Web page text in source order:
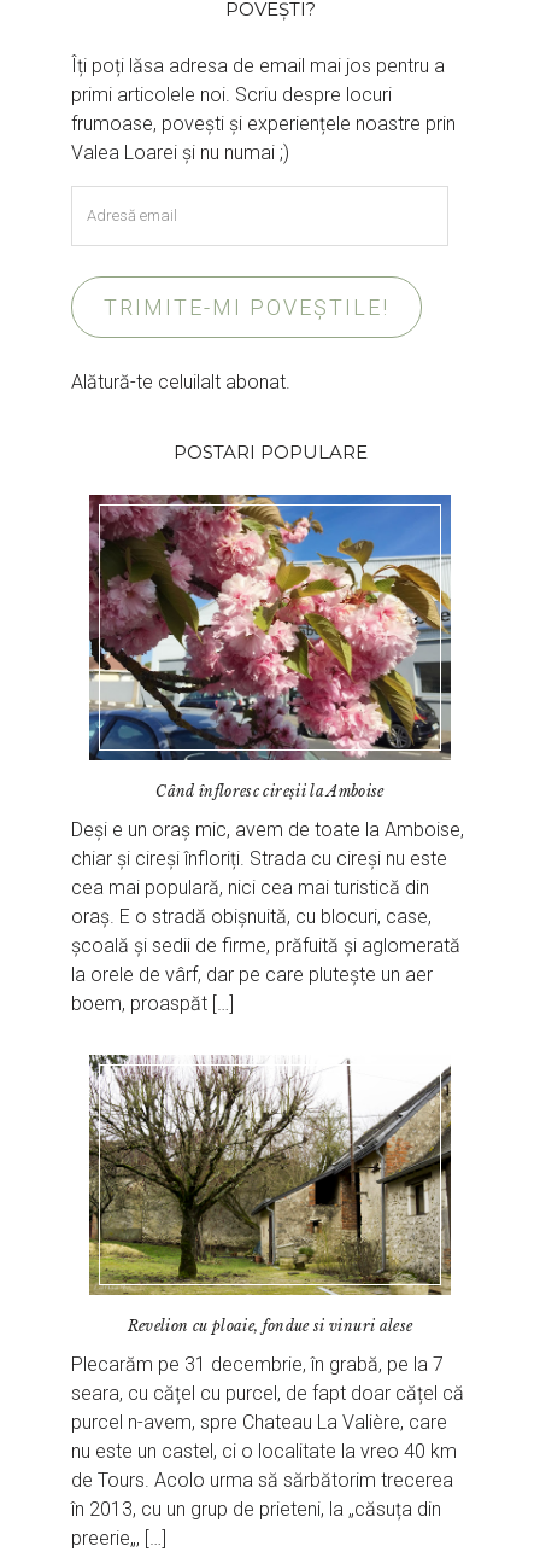
POVEȘTI?
Îți poți lăsa adresa de email mai jos pentru a
primi articolele noi. Scriu despre locuri
frumoase, povești și experiențele noastre prin
Valea Loarei și nu numai ;)
email
TRIMITE-MI POVEȘTILE!
Alătură-te celuilalt abonat.
POSTARI POPULARE
Când înfloresc cireșii la Amboise
Deși e un oraș mic, avem de toate la Amboise,
chiar și cireși înfloriți. Strada cu cireși nu este
cea mai populară, nici cea mai turistică din
oraș. E o stradă obișnuită, cu blocuri, case,
școală și sedii de firme, prăfuită și aglomerată
la orele de vârf, dar pe care plutește un aer
boem, proaspăt […]
Revelion cu ploaie, fondue si vinuri alese
Plecarăm pe 31 decembrie, în grabă, pe la 7
seara, cu cățel cu purcel, de fapt doar cățel că
purcel n-avem, spre Chateau La Valière, care
nu este un castel, ci o localitate la vreo 40 km
de Tours. Acolo urma să sărbătorim trecerea
în 2013, cu un grup de prieteni, la „căsuța din
preerie„, […]